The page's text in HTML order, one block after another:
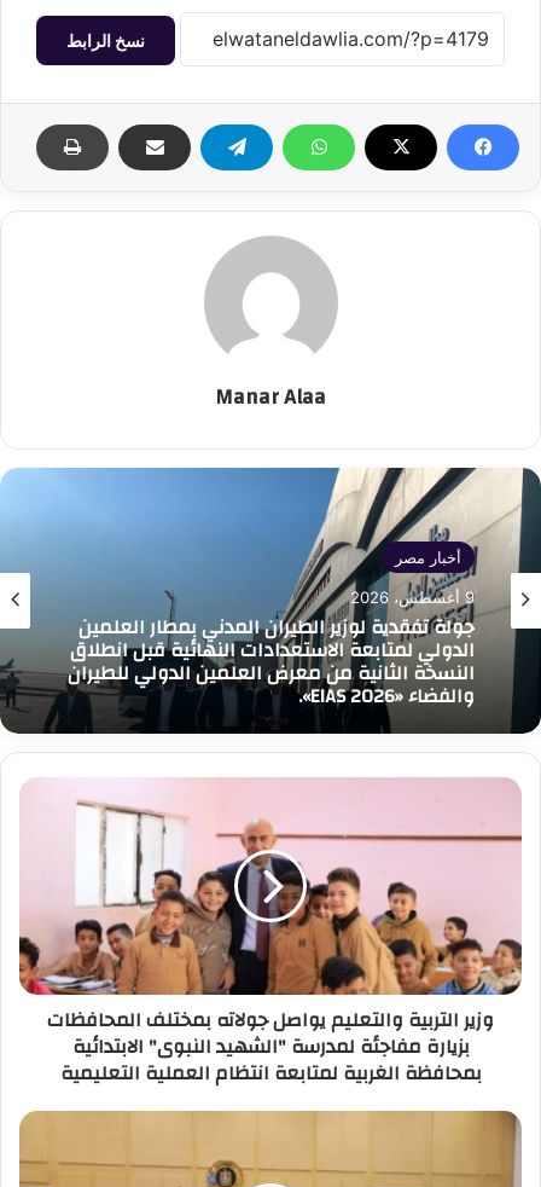
نسخ الرابط
Manar Alaa
أخبار مصر
9 أغسطس، 2026
جولة تفقدية لوزير الطيران المدني بمطار العلمين
الدولي لمتابعة الاستعدادات النهائية قبل انطلاق
النسخة الثانية من معرض العلمين الدولي للطيران
والفضاء «EIAS 2026».
وزير
والتعليم
المحافظات
بزيارة
مفاجئة
لمدرسة
النبوى"
بمحافظة
وزير التربية والتعليم يواصل جولاته بمختلف المحافظات
بزيارة مفاجئة لمدرسة "الشهيد النبوى" الابتدائية
بمحافظة الغربية لمتابعة انتظام العملية التعليمية
نائب
مجلس